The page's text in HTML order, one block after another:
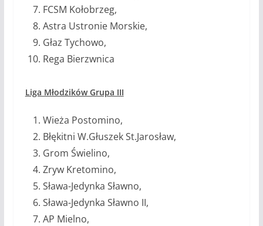
FCSM Kołobrzeg,
Astra Ustronie Morskie,
Głaz Tychowo,
Rega Bierzwnica
Liga Młodzików Grupa III
Wieża Postomino,
Błękitni W.Głuszek St.Jarosław,
Grom Świelino,
Zryw Kretomino,
Sława-Jedynka Sławno,
Sława-Jedynka Sławno II,
AP Mielno,